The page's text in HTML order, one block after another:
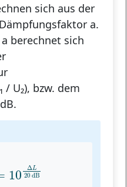
sich aus der
a.
berechnet sich
/ U₂), bzw. dem
10 ΔL
20 dB
L20